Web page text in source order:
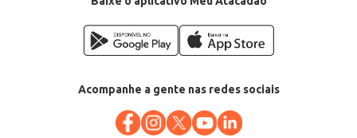
Acompanhe a gente nas redes sociais